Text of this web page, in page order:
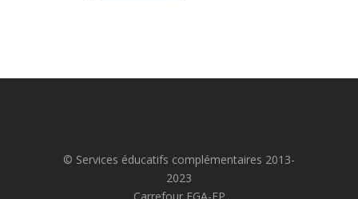
© Services éducatifs complémentaires 2013-
2023